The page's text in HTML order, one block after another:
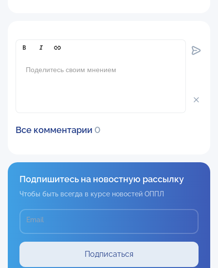
Comment[text]
Все комментарии 0
Подпишитесь на новостную рассылку
Чтобы быть всегда в курсе новостей ОППЛ
Email
Подписаться